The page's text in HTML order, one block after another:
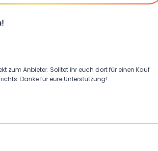
zum Anbieter. Solltet ihr euch dort für einen Kauf
Danke für eure Unterstützung!